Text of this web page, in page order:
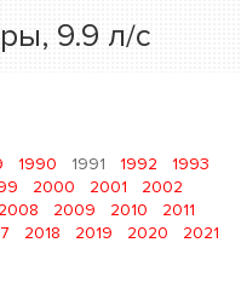
9.9 л/с
1990 1991 1992
1993
2000 2001
2002
2008 2009 2010
2011
2018 2019 2020
2021